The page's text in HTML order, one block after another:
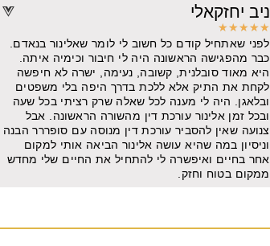
יובל גולדברגר
★
★
★
★
★
משרד מצוין. מקצועי מיומן וישר עם ניסיון של עשרות
שנים